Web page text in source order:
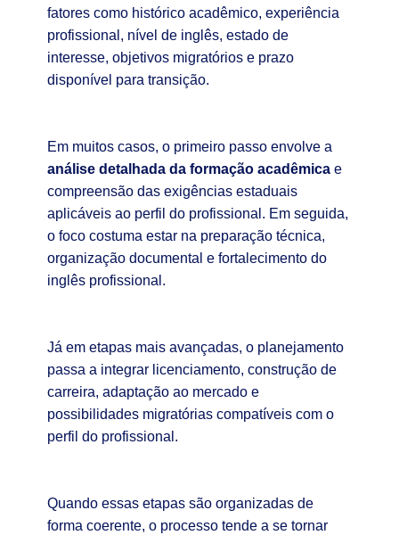
fatores como histórico acadêmico, experiência
profissional, nível de inglês, estado de
interesse, objetivos migratórios e prazo
disponível para transição.
Em muitos casos, o primeiro passo envolve a
análise detalhada da formação acadêmica e
compreensão das exigências estaduais
aplicáveis ao perfil do profissional. Em seguida,
o foco costuma estar na preparação técnica,
organização documental e fortalecimento do
inglês profissional.
Já em etapas mais avançadas, o planejamento
passa a integrar licenciamento, construção de
carreira, adaptação ao mercado e
possibilidades migratórias compatíveis com o
perfil do profissional.
Quando essas etapas são organizadas de
forma coerente, o processo tende a se tornar